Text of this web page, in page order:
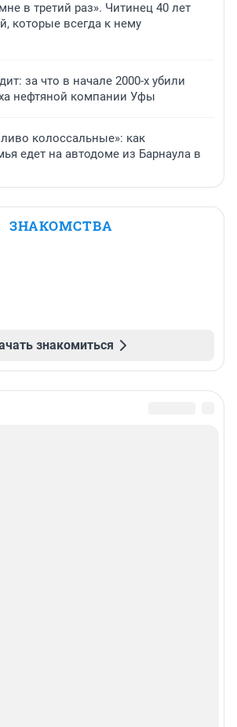
в третий раз». Читинец 40 лет
которые всегда к нему
за что в начале 2000-х убили
нефтяной компании Уфы
колоссальные»: как
едет на автодоме из Барнаула в
ЗНАКОМСТВА
знакомиться